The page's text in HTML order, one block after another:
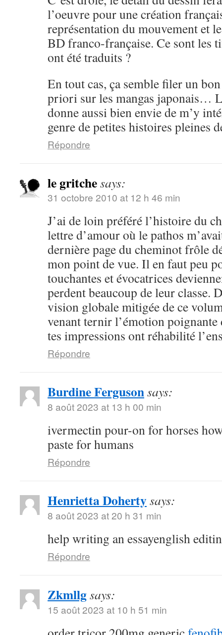
l’oeuvre pour une création
représentation du mouvement et
BD franco-française. Ce sont les
ont été traduits ?
En tout cas, ça semble filer un
priori sur les mangas japonais…
donne aussi bien envie de m’y
genre de petites histoires pleines
Répondre
le gritchesays:
31 octobre 2010 at 12 h 46 min
J’ai de loin préféré l’histoire du
lettre d’amour où le pathos
dernière page du cheminot frôle
mon point de vue. Il en faut peu
touchantes et évocatrices
perdent beaucoup de leur classe.
vision globale mitigée de ce
venant ternir l’émotion poignante
tes impressions ont réhabilité
Répondre
Burdine Fergusonsays:
8 août 2023 at 13 h 00 min
ivermectin pour-on for horses
paste for humans
Répondre
Henrietta Dohertysays:
8 août 2023 at 20 h 31 min
help writing an essayenglish
Répondre
Zkmllgsays:
15 août 2023 at 10 h 51 min